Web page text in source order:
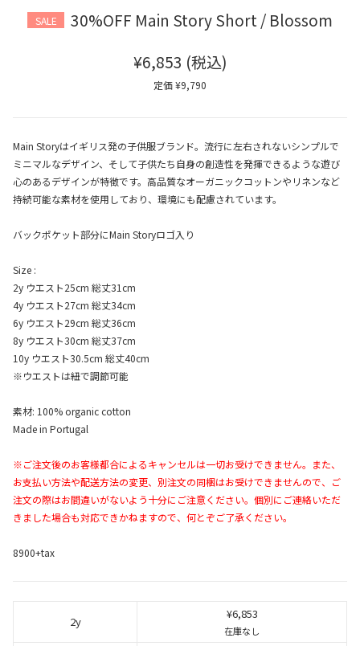
SALE
30%OFF Main Story Short / Blossom
¥6,853 (税込)
定価 ¥9,790
Main Storyはイギリス発の子供服ブランド。流行に左右されないシンプルで
ミニマルなデザイン、そして子供たち自身の創造性を発揮できるような遊び
心のあるデザインが特徴です。高品質なオーガニックコットンやリネンなど
持続可能な素材を使用しており、環境にも配慮されています。
バックポケット部分にMain Storyロゴ入り
Size :
2y ウエスト25cm 総丈31cm
4y ウエスト27cm 総丈34cm
6y ウエスト29cm 総丈36cm
8y ウエスト30cm 総丈37cm
10y ウエスト30.5cm 総丈40cm
※ウエストは紐で調節可能
素材: 100% organic cotton
Made in Portugal
※ご注文後のお客様都合によるキャンセルは一切お受けできません。また、
お支払い方法や配送方法の変更、別注文の同梱はお受けできませんので、ご
注文の際はお間違いがないよう十分にご注意ください。個別にご連絡いただ
きました場合も対応できかねますので、何とぞご了承ください。
8900+tax
2y
¥6,853
在庫なし